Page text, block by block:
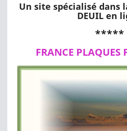
Un site spécialisé dans
DEUIL en
*****
FRANCE PLAQUES